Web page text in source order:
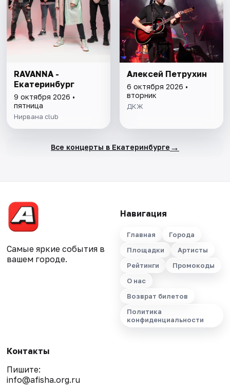
RAVANNA -
Екатеринбург
9 октября 2026 •
пятница
Нирвана club
Алексей Петрухин
6 октября 2026 •
вторник
ДКЖ
Все концерты в Екатеринбурге →
Самые яркие события в
вашем городе.
Навигация
Главная
Города
Площадки
Артисты
Рейтинги
Промокоды
О нас
Возврат билетов
Политика
конфиденциальности
Контакты
Пишите:
info@afisha.org.ru